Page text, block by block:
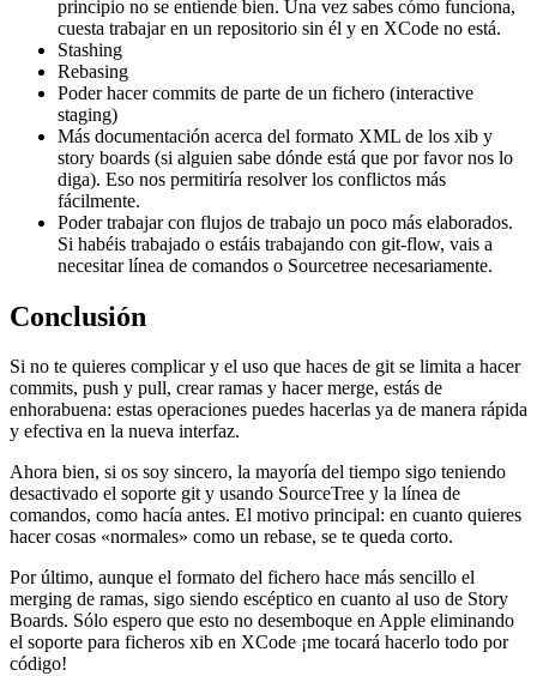
principio no se entiende bien. Una vez sabes cómo funciona,
cuesta trabajar en un repositorio sin él y en XCode no está.
Stashing
Rebasing
Poder hacer commits de parte de un fichero (interactive
staging)
Más documentación acerca del formato XML de los xib y
story boards (si alguien sabe dónde está que por favor nos lo
diga). Eso nos permitiría resolver los conflictos más
fácilmente.
Poder trabajar con flujos de trabajo un poco más elaborados.
Si habéis trabajado o estáis trabajando con git-flow, vais a
necesitar línea de comandos o Sourcetree necesariamente.
Conclusión
Si no te quieres complicar y el uso que haces de git se limita a hacer
commits, push y pull, crear ramas y hacer merge, estás de
enhorabuena: estas operaciones puedes hacerlas ya de manera rápida
y efectiva en la nueva interfaz.
Ahora bien, si os soy sincero, la mayoría del tiempo sigo teniendo
desactivado el soporte git y usando SourceTree y la línea de
comandos, como hacía antes. El motivo principal: en cuanto quieres
hacer cosas «normales» como un rebase, se te queda corto.
Por último, aunque el formato del fichero hace más sencillo el
merging de ramas, sigo siendo escéptico en cuanto al uso de Story
Boards. Sólo espero que esto no desemboque en Apple eliminando
el soporte para ficheros xib en XCode ¡me tocará hacerlo todo por
código!